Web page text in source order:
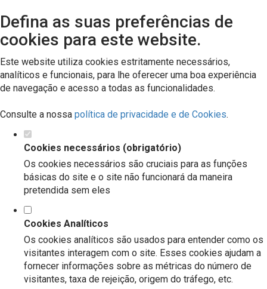
Defina as suas preferências de
cookies para este website.
Este website utiliza cookies estritamente necessários,
analíticos e funcionais, para lhe oferecer uma boa experiência
de navegação e acesso a todas as funcionalidades.
Consulte a nossa política de privacidade e de Cookies.
Cookies necessários (obrigatório)
Os cookies necessários são cruciais para as funções
básicas do site e o site não funcionará da maneira
pretendida sem eles
Cookies Analíticos
Os cookies analíticos são usados para entender como os
visitantes interagem com o site. Esses cookies ajudam a
fornecer informações sobre as métricas do número de
visitantes, taxa de rejeição, origem do tráfego, etc.